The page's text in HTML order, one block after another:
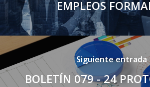
EMPLEOS
Siguiente entrada
BOLETÍN 079 - 24